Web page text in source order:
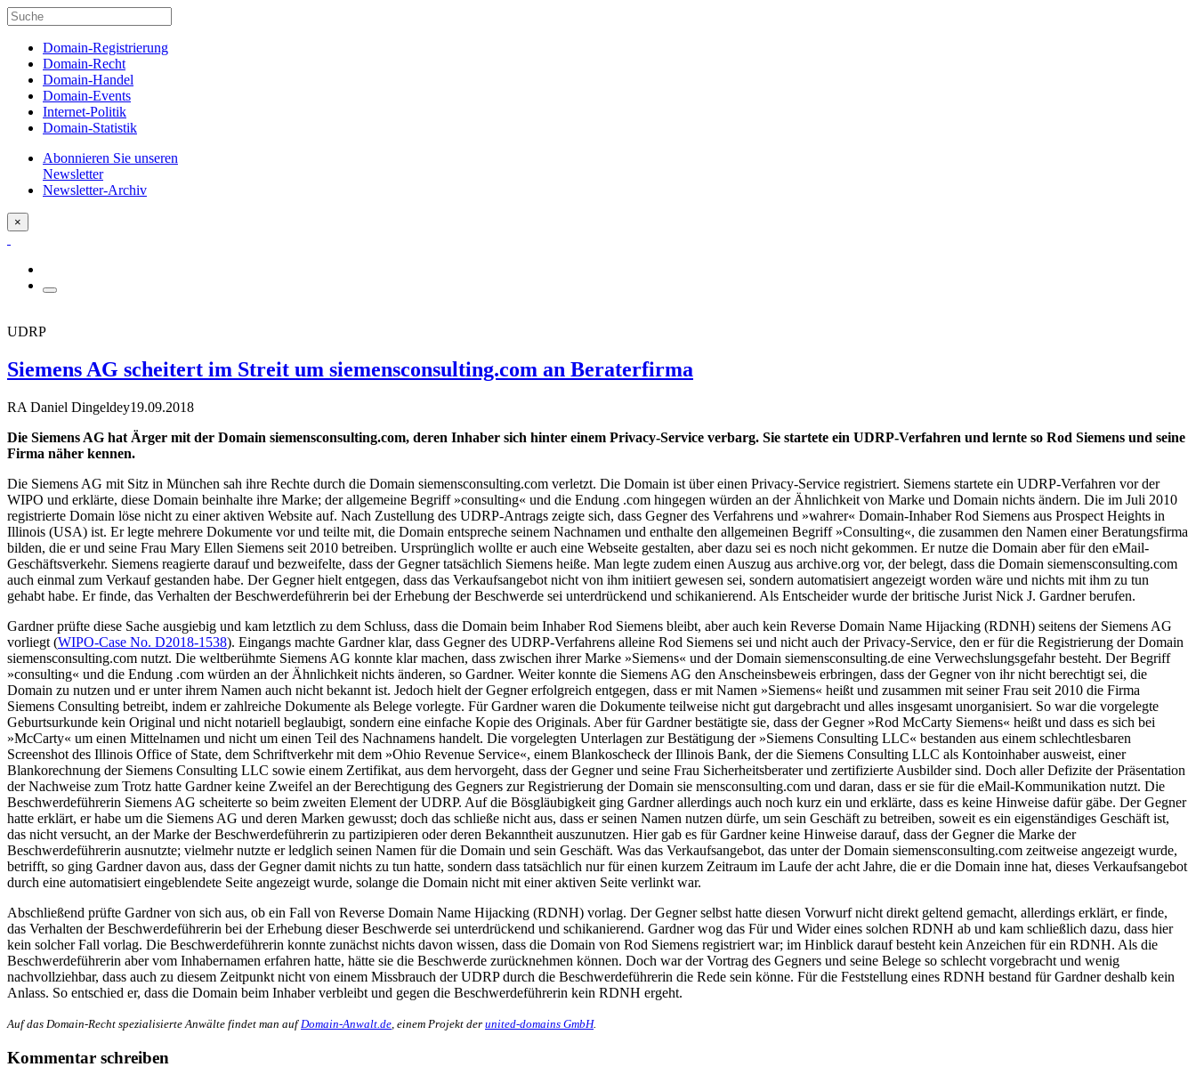
Domain-Registrierung
Domain-Recht
Domain-Handel
Domain-Events
Internet-Politik
Domain-Statistik
Abonnieren Sie unseren
Newsletter
Newsletter-Archiv
×
UDRP
Siemens AG scheitert im Streit um siemensconsulting.com an Beraterfirma
RA Daniel Dingeldey19.09.2018
Die Siemens AG hat Ärger mit der Domain siemensconsulting.com, deren Inhaber sich hinter einem Privacy-Service verbarg. Sie startete ein UDRP-Verfahren und lernte so Rod Siemens und seine
Firma näher kennen.
Die Siemens AG mit Sitz in München sah ihre Rechte durch die Domain siemensconsulting.com verletzt. Die Domain ist über einen Privacy-Service registriert. Siemens startete ein UDRP-Verfahren vor der
WIPO und erklärte, diese Domain beinhalte ihre Marke; der allgemeine Begriff »consulting« und die Endung .com hingegen würden an der Ähnlichkeit von Marke und Domain nichts ändern. Die im Juli 2010
registrierte Domain löse nicht zu einer aktiven Website auf. Nach Zustellung des UDRP-Antrags zeigte sich, dass Gegner des Verfahrens und »wahrer« Domain-Inhaber Rod Siemens aus Prospect Heights in
Illinois (USA) ist. Er legte mehrere Dokumente vor und teilte mit, die Domain entspreche seinem Nachnamen und enthalte den allgemeinen Begriff »Consulting«, die zusammen den Namen einer Beratungsfirma
bilden, die er und seine Frau Mary Ellen Siemens seit 2010 betreiben. Ursprünglich wollte er auch eine Webseite gestalten, aber dazu sei es noch nicht gekommen. Er nutze die Domain aber für den eMail-
Geschäftsverkehr. Siemens reagierte darauf und bezweifelte, dass der Gegner tatsächlich Siemens heiße. Man legte zudem einen Auszug aus archive.org vor, der belegt, dass die Domain siemensconsulting.com
auch einmal zum Verkauf gestanden habe. Der Gegner hielt entgegen, dass das Verkaufsangebot nicht von ihm initiiert gewesen sei, sondern automatisiert angezeigt worden wäre und nichts mit ihm zu tun
gehabt habe. Er finde, das Verhalten der Beschwerdeführerin bei der Erhebung der Beschwerde sei unterdrückend und schikanierend. Als Entscheider wurde der britische Jurist Nick J. Gardner berufen.
Gardner prüfte diese Sache ausgiebig und kam letztlich zu dem Schluss, dass die Domain beim Inhaber Rod Siemens bleibt, aber auch kein Reverse Domain Name Hijacking (RDNH) seitens der Siemens AG
vorliegt (WIPO-Case No. D2018-1538). Eingangs machte Gardner klar, dass Gegner des UDRP-Verfahrens alleine Rod Siemens sei und nicht auch der Privacy-Service, den er für die Registrierung der Domain
siemensconsulting.com nutzt. Die weltberühmte Siemens AG konnte klar machen, dass zwischen ihrer Marke »Siemens« und der Domain siemensconsulting.de eine Verwechslungsgefahr besteht. Der Begriff
»consulting« und die Endung .com würden an der Ähnlichkeit nichts änderen, so Gardner. Weiter konnte die Siemens AG den Anscheinsbeweis erbringen, dass der Gegner von ihr nicht berechtigt sei, die
Domain zu nutzen und er unter ihrem Namen auch nicht bekannt ist. Jedoch hielt der Gegner erfolgreich entgegen, dass er mit Namen »Siemens« heißt und zusammen mit seiner Frau seit 2010 die Firma
Siemens Consulting betreibt, indem er zahlreiche Dokumente als Belege vorlegte. Für Gardner waren die Dokumente teilweise nicht gut dargebracht und alles insgesamt unorganisiert. So war die vorgelegte
Geburtsurkunde kein Original und nicht notariell beglaubigt, sondern eine einfache Kopie des Originals. Aber für Gardner bestätigte sie, dass der Gegner »Rod McCarty Siemens« heißt und dass es sich bei
»McCarty« um einen Mittelnamen und nicht um einen Teil des Nachnamens handelt. Die vorgelegten Unterlagen zur Bestätigung der »Siemens Consulting LLC« bestanden aus einem schlechtlesbaren
Screenshot des Illinois Office of State, dem Schriftverkehr mit dem »Ohio Revenue Service«, einem Blankoscheck der Illinois Bank, der die Siemens Consulting LLC als Kontoinhaber ausweist, einer
Blankorechnung der Siemens Consulting LLC sowie einem Zertifikat, aus dem hervorgeht, dass der Gegner und seine Frau Sicherheitsberater und zertifizierte Ausbilder sind. Doch aller Defizite der Präsentation
der Nachweise zum Trotz hatte Gardner keine Zweifel an der Berechtigung des Gegners zur Registrierung der Domain sie mensconsulting.com und daran, dass er sie für die eMail-Kommunikation nutzt. Die
Beschwerdeführerin Siemens AG scheiterte so beim zweiten Element der UDRP. Auf die Bösgläubigkeit ging Gardner allerdings auch noch kurz ein und erklärte, dass es keine Hinweise dafür gäbe. Der Gegner
hatte erklärt, er habe um die Siemens AG und deren Marken gewusst; doch das schließe nicht aus, dass er seinen Namen nutzen dürfe, um sein Geschäft zu betreiben, soweit es ein eigenständiges Geschäft ist,
das nicht versucht, an der Marke der Beschwerdeführerin zu partizipieren oder deren Bekanntheit auszunutzen. Hier gab es für Gardner keine Hinweise darauf, dass der Gegner die Marke der
Beschwerdeführerin ausnutzte; vielmehr nutzte er ledglich seinen Namen für die Domain und sein Geschäft. Was das Verkaufsangebot, das unter der Domain siemensconsulting.com zeitweise angezeigt wurde,
betrifft, so ging Gardner davon aus, dass der Gegner damit nichts zu tun hatte, sondern dass tatsächlich nur für einen kurzem Zeitraum im Laufe der acht Jahre, die er die Domain inne hat, dieses Verkaufsangebot
durch eine automatisiert eingeblendete Seite angezeigt wurde, solange die Domain nicht mit einer aktiven Seite verlinkt war.
Abschließend prüfte Gardner von sich aus, ob ein Fall von Reverse Domain Name Hijacking (RDNH) vorlag. Der Gegner selbst hatte diesen Vorwurf nicht direkt geltend gemacht, allerdings erklärt, er finde,
das Verhalten der Beschwerdeführerin bei der Erhebung dieser Beschwerde sei unterdrückend und schikanierend. Gardner wog das Für und Wider eines solchen RDNH ab und kam schließlich dazu, dass hier
kein solcher Fall vorlag. Die Beschwerdeführerin konnte zunächst nichts davon wissen, dass die Domain von Rod Siemens registriert war; im Hinblick darauf besteht kein Anzeichen für ein RDNH. Als die
Beschwerdeführerin aber vom Inhabernamen erfahren hatte, hätte sie die Beschwerde zurücknehmen können. Doch war der Vortrag des Gegners und seine Belege so schlecht vorgebracht und wenig
nachvollziehbar, dass auch zu diesem Zeitpunkt nicht von einem Missbrauch der UDRP durch die Beschwerdeführerin die Rede sein könne. Für die Feststellung eines RDNH bestand für Gardner deshalb kein
Anlass. So entschied er, dass die Domain beim Inhaber verbleibt und gegen die Beschwerdeführerin kein RDNH ergeht.
Auf das Domain-Recht spezialisierte Anwälte findet man auf Domain-Anwalt.de , einem Projekt der united-domains GmbH.
Kommentar schreiben